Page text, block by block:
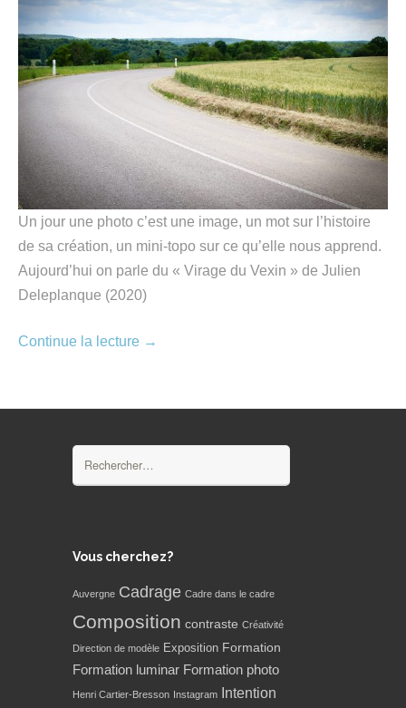
Un jour une photo c’est une image, un mot sur l’histoire
de sa création, un mini-topo sur ce qu’elle nous apprend.
Aujourd’hui on parle du « Virage du Vexin » de Julien
Deleplanque (2020)
Continue la lecture →
Vous cherchez?
Auvergne Cadrage Cadre dans le cadre
Composition contraste Créativité
Direction de modèle Exposition Formation
Formation luminar Formation photo
Henri Cartier-Bresson Instagram Intention